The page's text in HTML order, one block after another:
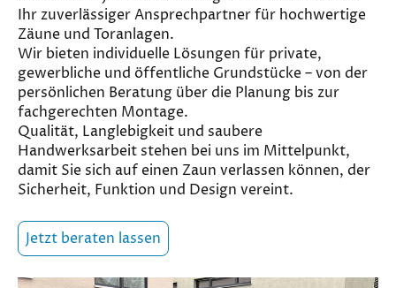
Ihr zuverlässiger Ansprechpartner für hochwertige
Zäune und Toranlagen.
Wir bieten individuelle Lösungen für private,
gewerbliche und öffentliche Grundstücke – von der
persönlichen Beratung über die Planung bis zur
fachgerechten Montage.
Qualität, Langlebigkeit und saubere
Handwerksarbeit stehen bei uns im Mittelpunkt,
damit Sie sich auf einen Zaun verlassen können, der
Sicherheit, Funktion und Design vereint.
Jetzt beraten lassen